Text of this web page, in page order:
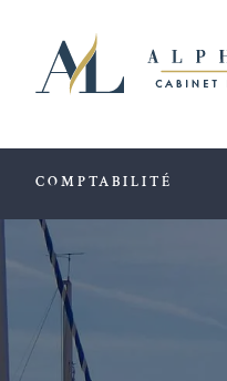
contenu
COMPTABILITÉ